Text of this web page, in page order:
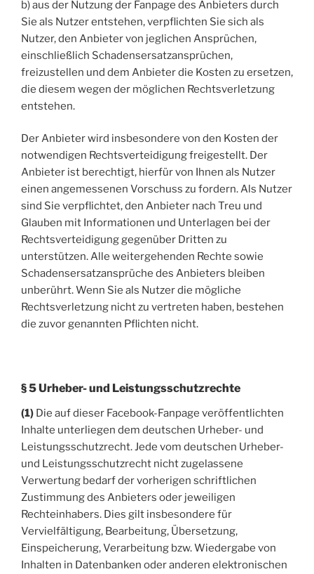
b) aus der Nutzung der Fanpage des Anbieters durch
Sie als Nutzer entstehen, verpflichten Sie sich als
Nutzer, den Anbieter von jeglichen Ansprüchen,
einschließlich Schadensersatzansprüchen,
freizustellen und dem Anbieter die Kosten zu ersetzen,
die diesem wegen der möglichen Rechtsverletzung
entstehen.
Der Anbieter wird insbesondere von den Kosten der
notwendigen Rechtsverteidigung freigestellt. Der
Anbieter ist berechtigt, hierfür von Ihnen als Nutzer
einen angemessenen Vorschuss zu fordern. Als Nutzer
sind Sie verpflichtet, den Anbieter nach Treu und
Glauben mit Informationen und Unterlagen bei der
Rechtsverteidigung gegenüber Dritten zu
unterstützen. Alle weitergehenden Rechte sowie
Schadensersatzansprüche des Anbieters bleiben
unberührt. Wenn Sie als Nutzer die mögliche
Rechtsverletzung nicht zu vertreten haben, bestehen
die zuvor genannten Pflichten nicht.
§ 5 Urheber- und Leistungsschutzrechte
(1) Die auf dieser Facebook-Fanpage veröffentlichten
Inhalte unterliegen dem deutschen Urheber- und
Leistungsschutzrecht. Jede vom deutschen Urheber-
und Leistungsschutzrecht nicht zugelassene
Verwertung bedarf der vorherigen schriftlichen
Zustimmung des Anbieters oder jeweiligen
Rechteinhabers. Dies gilt insbesondere für
Vervielfältigung, Bearbeitung, Übersetzung,
Einspeicherung, Verarbeitung bzw. Wiedergabe von
Inhalten in Datenbanken oder anderen elektronischen